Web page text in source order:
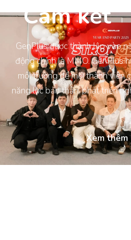
Cam kết
GenPlus được thành lập vào
động chính là MMO. GenPlus
môi trường để mọi thành viên
năng lực bản thân, phát triển
Xem thêm